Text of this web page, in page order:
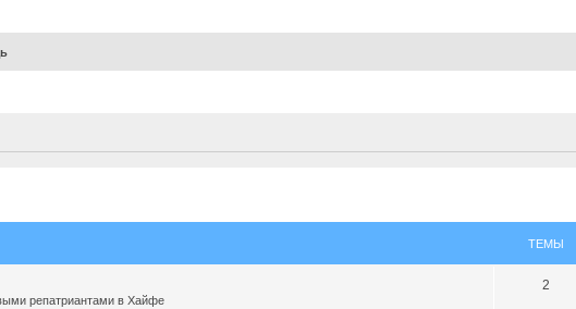
ТЕМЫ
репатриантами в Хайфе
2